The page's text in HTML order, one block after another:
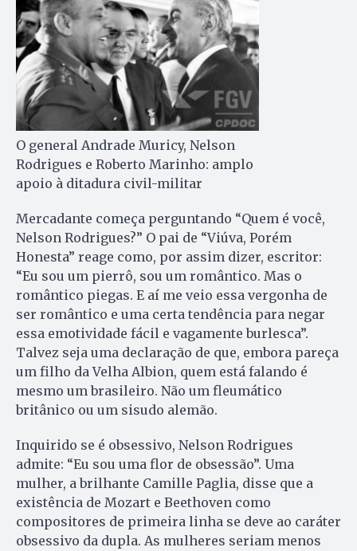
O general Andrade Muricy, Nelson
Rodrigues e Roberto Marinho: amplo
apoio à ditadura civil-militar
Mercadante começa perguntando “Quem é você,
Nelson Rodrigues?” O pai de “Viúva, Porém
Honesta” reage como, por assim dizer, escritor:
“Eu sou um pierrô, sou um romântico. Mas o
romântico piegas. E aí me veio essa vergonha de
ser romântico e uma certa tendência para negar
essa emotividade fácil e vagamente burlesca”.
Talvez seja uma declaração de que, embora pareça
um filho da Velha Albion, quem está falando é
mesmo um brasileiro. Não um fleumático
britânico ou um sisudo alemão.
Inquirido se é obsessivo, Nelson Rodrigues
admite: “Eu sou uma flor de obsessão”. Uma
mulher, a brilhante Camille Paglia, disse que a
existência de Mozart e Beethoven como
compositores de primeira linha se deve ao caráter
obsessivo da dupla. As mulheres seriam menos